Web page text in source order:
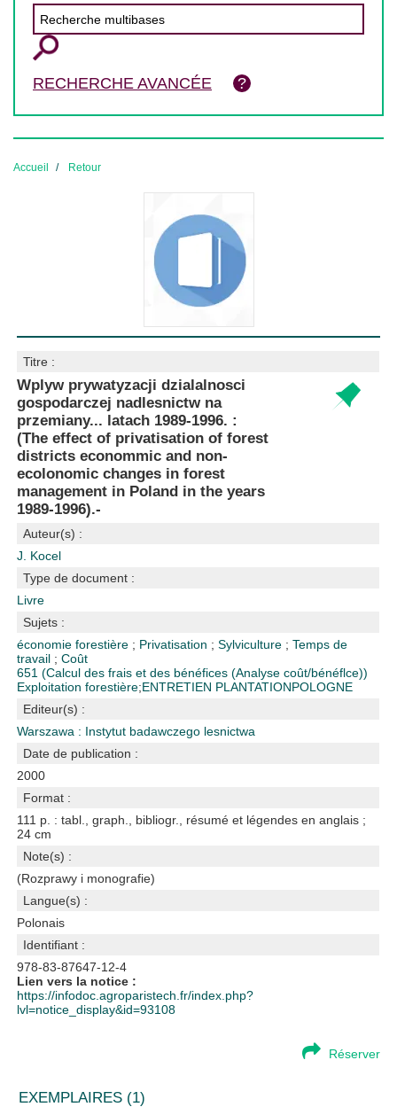
RECHERCHE AVANCÉE
Accueil Retour
Titre :
Wplyw prywatyzacji dzialalnosci
gospodarczej nadlesnictw na
przemiany... latach 1989-1996. :
(The effect of privatisation of forest
districts econommic and non-
ecolonomic changes in forest
management in Poland in the years
1989-1996).-
Auteur(s) :
J. Kocel
Type de document :
Livre
Sujets :
économie forestière ; Privatisation ;Sylviculture ;Temps de
travail ;Coût
651 (Calcul des frais et des bénéfices (Analyse coût/bénéflce))
Exploitation forestière;ENTRETIEN PLANTATIONPOLOGNE
Editeur(s) :
Warszawa : Instytut badawczego lesnictwa
Date de publication :
2000
Format :
111 p. : tabl., graph., bibliogr., résumé et légendes en anglais ;
24 cm
Note(s) :
(Rozprawy i monografie)
Langue(s) :
Polonais
Identifiant :
978-83-87647-12-4
Lien vers la notice :
https://infodoc.agroparistech.fr/index.php?
lvl=notice_display&id=93108
Réserver
EXEMPLAIRES (1)